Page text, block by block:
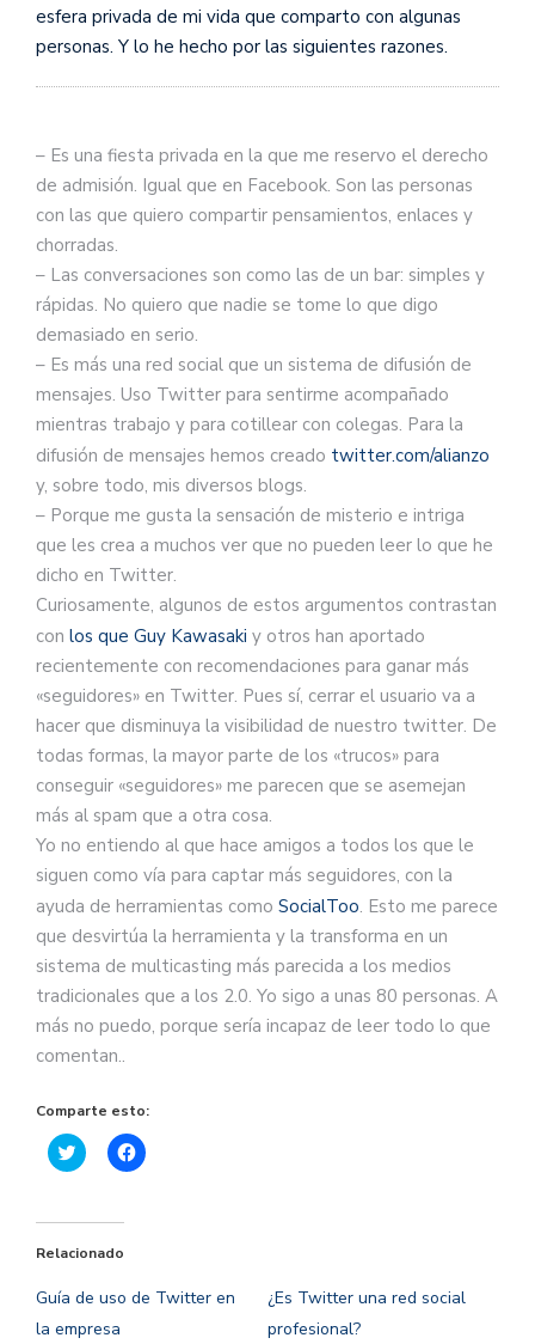
esfera privada de mi vida que comparto con algunas
personas. Y lo he hecho por las siguientes razones.
– Es una fiesta privada en la que me reservo el derecho
de admisión. Igual que en Facebook. Son las personas
con las que quiero compartir pensamientos, enlaces y
chorradas.
– Las conversaciones son como las de un bar: simples y
rápidas. No quiero que nadie se tome lo que digo
demasiado en serio.
– Es más una red social que un sistema de difusión de
mensajes. Uso Twitter para sentirme acompañado
mientras trabajo y para cotillear con colegas. Para la
difusión de mensajes hemos creado twitter.com/alianzo
y, sobre todo, mis diversos blogs.
– Porque me gusta la sensación de misterio e intriga
que les crea a muchos ver que no pueden leer lo que he
dicho en Twitter.
Curiosamente, algunos de estos argumentos contrastan
con los que Guy Kawasaki y otros han aportado
recientemente con recomendaciones para ganar más
«seguidores» en Twitter. Pues sí, cerrar el usuario va a
hacer que disminuya la visibilidad de nuestro twitter. De
todas formas, la mayor parte de los «trucos» para
conseguir «seguidores» me parecen que se asemejan
más al spam que a otra cosa.
Yo no entiendo al que hace amigos a todos los que le
siguen como vía para captar más seguidores, con la
ayuda de herramientas como SocialToo. Esto me parece
que desvirtúa la herramienta y la transforma en un
sistema de multicasting más parecida a los medios
tradicionales que a los 2.0. Yo sigo a unas 80 personas. A
más no puedo, porque sería incapaz de leer todo lo que
comentan..
Comparte esto:
Haz
clic
Twitter
abre
una
ventana
nueva)
Haz
clic
una
ventana
Relacionado
Guía de uso de Twitter en
la empresa
¿Es Twitter una red social
profesional?